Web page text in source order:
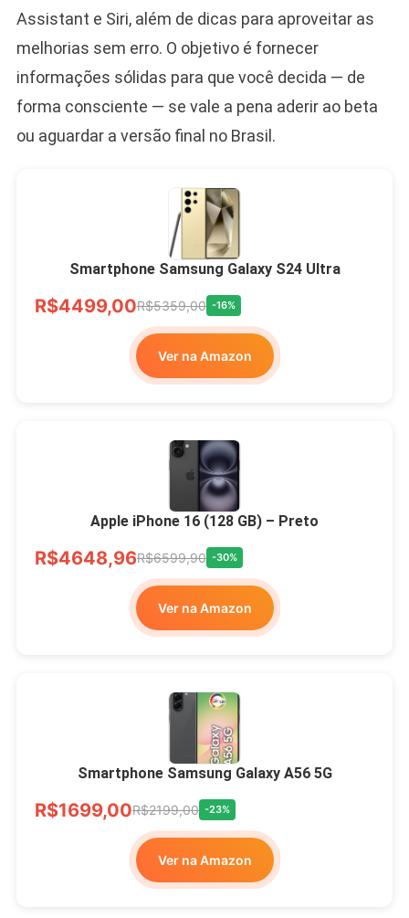
Assistant e Siri, além de dicas para aproveitar as
melhorias sem erro. O objetivo é fornecer
informações sólidas para que você decida — de
forma consciente — se vale a pena aderir ao beta
ou aguardar a versão final no Brasil.
Smartphone Samsung Galaxy S24 Ultra
R$4499,00R$5359,00 -16%
Ver na Amazon
Apple iPhone 16 (128 GB) – Preto
R$4648,96R$6599,90 -30%
Ver na Amazon
Smartphone Samsung Galaxy A56 5G
R$1699,00R$2199,00 -23%
Ver na Amazon